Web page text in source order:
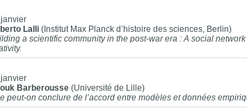
Lalli (Institut Max Planck d’histoire des sciences, Berlin)
a scientific community in the post-war era : A social
Barberousse (Université de Lille)
peut-on conclure de l’accord entre modèles et données